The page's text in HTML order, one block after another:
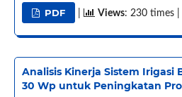
PDF Views: 230 times
Analisis Kinerja Sistem Irigasi
30 Wp untuk Peningkatan